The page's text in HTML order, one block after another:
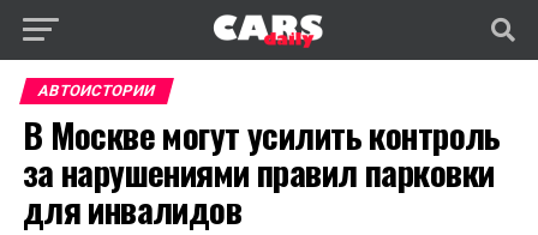
АВТОИСТОРИИ
В Москве могут усилить контроль
за нарушениями правил парковки
для инвалидов